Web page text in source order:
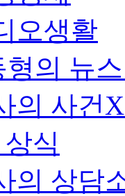
오생활
의 뉴
의 사건
식
의 상담